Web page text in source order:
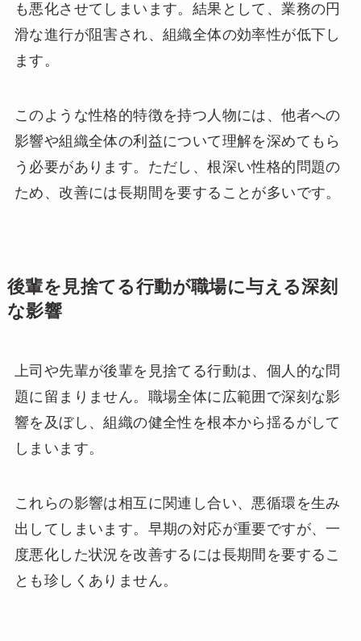
も悪化させてしまいます。結果として、業務の円
滑な進行が阻害され、組織全体の効率性が低下し
ます。
このような性格的特徴を持つ人物には、他者への
影響や組織全体の利益について理解を深めてもら
う必要があります。ただし、根深い性格的問題の
ため、改善には長期間を要することが多いです。
後輩を見捨てる行動が職場に与える深刻
な影響
上司や先輩が後輩を見捨てる行動は、個人的な問
題に留まりません。職場全体に広範囲で深刻な影
響を及ぼし、組織の健全性を根本から揺るがして
しまいます。
これらの影響は相互に関連し合い、悪循環を生み
出してしまいます。早期の対応が重要ですが、一
度悪化した状況を改善するには長期間を要するこ
とも珍しくありません。